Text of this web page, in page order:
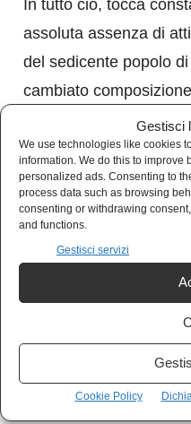
Gestisci
We use technologies like cookies
information. We do this to improve
personalized ads. Consenting to
process data such as browsing
consenting or withdrawing
and functions.
Gestisci servizi
Cookie Policy
In tutto ciò, tocca
assoluta assenza di
del sedicente popolo
cambiato
ricchi non solo ha
quanto lo stato incarni
di sfruttamento, ma in
diventato bersaglio
verso i ricchi e quindi
allinearsi a Meloni
della repressione. E
farà vittime, temo che
consapevolezza